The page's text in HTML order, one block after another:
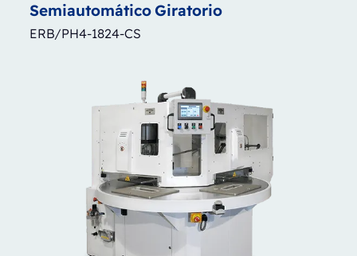
SemiautomáticoGiratorio
ERB/PH4-1824-CS